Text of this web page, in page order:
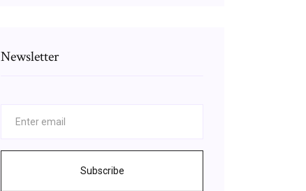
Newsletter
Subscribe